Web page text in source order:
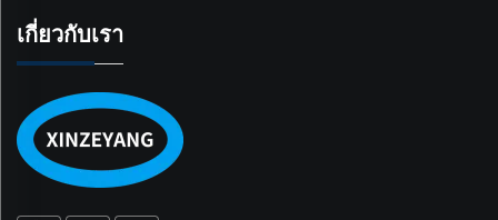
เกี่ยวกับเรา